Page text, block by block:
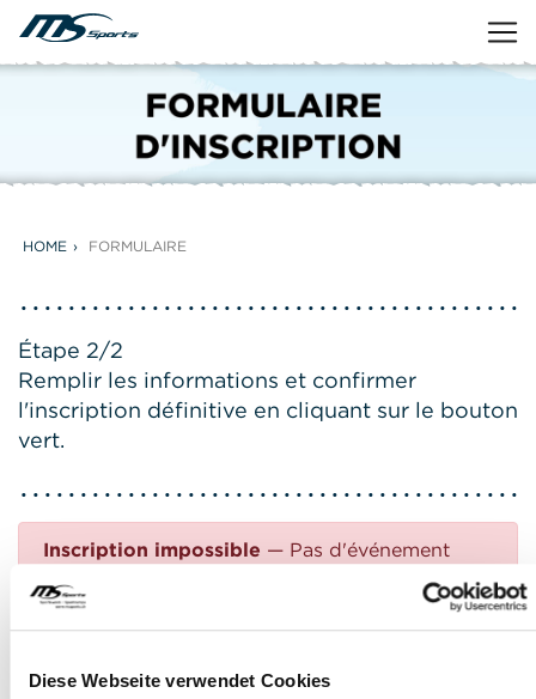
Diese Webseite verwendet Cookies
HOME FORMULAIRE
Étape 2/2
Remplir les informations et confirmer
l'inscription définitive en cliquant sur le bouton
vert.
Inscription impossible — Pas d'événement
Avez-vous des questions?